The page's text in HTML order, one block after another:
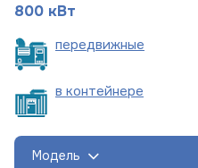
800 кВт
передвижные
в контейнере
Модель